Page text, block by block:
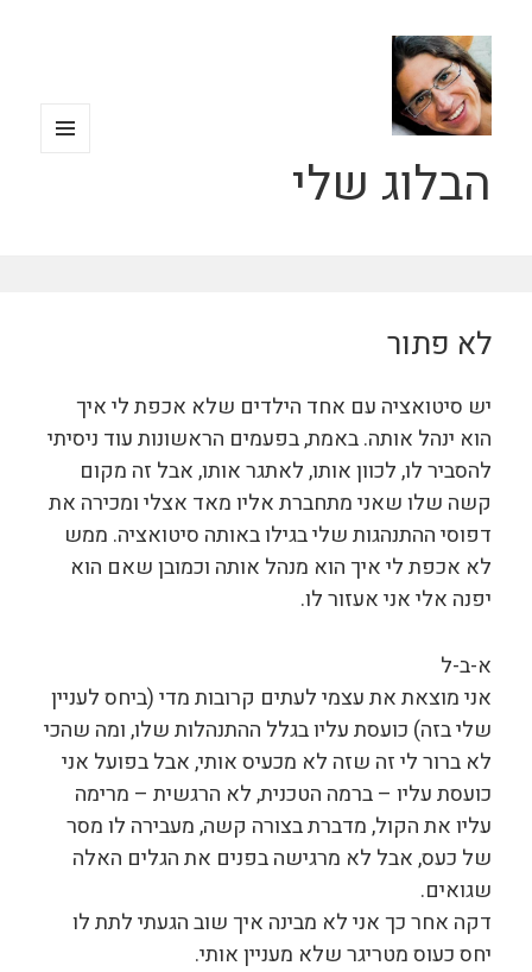
הבלוג שלי
לא פתור
יש סיטואציה עם אחד הילדים שלא אכפת לי איך
הוא ינהל אותה. באמת, בפעמים הראשונות עוד ניסיתי
להסביר לו, לכוון אותו, לאתגר אותו, אבל זה מקום
קשה שלו שאני מתחברת אליו מאד אצלי ומכירה את
דפוסי ההתנהגות שלי בגילו באותה סיטואציה. ממש
לא אכפת לי איך הוא מנהל אותה וכמובן שאם הוא
יפנה אלי אני אעזור לו.
א-ב-ל
אני מוצאת את עצמי לעתים קרובות מדי (ביחס לעניין
שלי בזה) כועסת עליו בגלל ההתנהלות שלו, ומה שהכי
לא ברור לי זה שזה לא מכעיס אותי, אבל בפועל אני
כועסת עליו – ברמה הטכנית, לא הרגשית – מרימה
עליו את הקול, מדברת בצורה קשה, מעבירה לו מסר
של כעס, אבל לא מרגישה בפנים את הגלים האלה
שגואים.
דקה אחר כך אני לא מבינה איך שוב הגעתי לתת לו
יחס כעוס מטריגר שלא מעניין אותי.